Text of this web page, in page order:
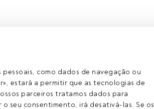
como dados de navegação ou
estará a permitir que as tecnologias de
parceiros tratamos dados para
seu consentimento, irá desativá-las. Se os